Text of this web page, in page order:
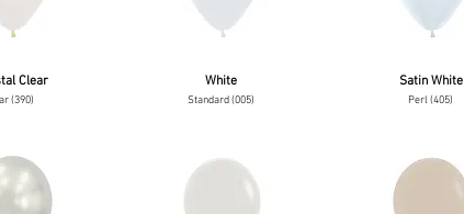
Clear
(390)
White
Standard (005)
Satin White
Perl (405)